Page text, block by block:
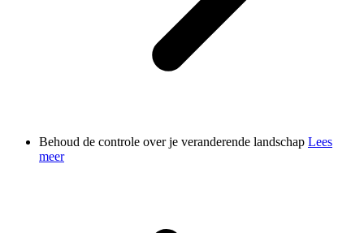
Behoud de controle over je veranderende landschap Lees
meer